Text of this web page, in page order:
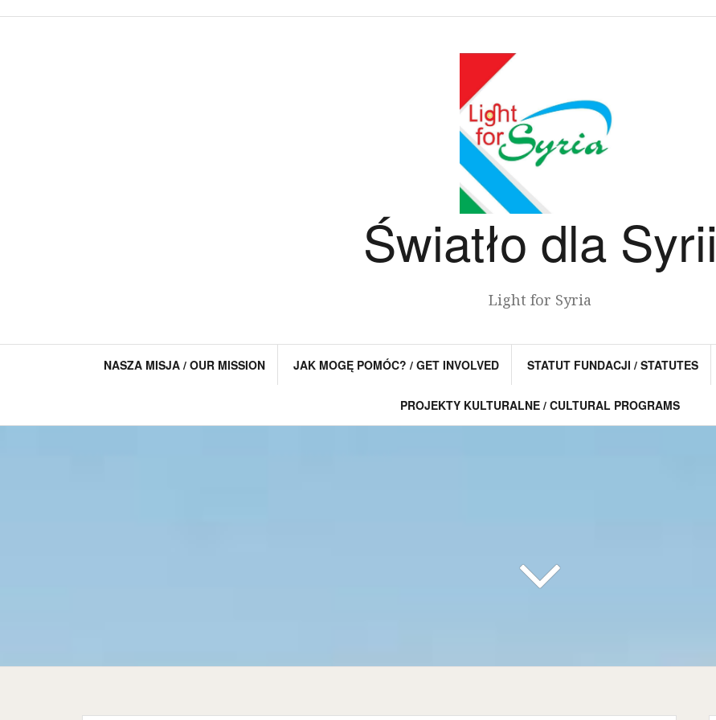
Światło dla Syrii
Light for Syria
NASZA MISJA / OUR MISSION JAK MOGĘ POMÓC? / GET INVOLVED STATUT FUNDACJI / STATUTES
PROJEKTY KULTURALNE / CULTURAL PROGRAMS